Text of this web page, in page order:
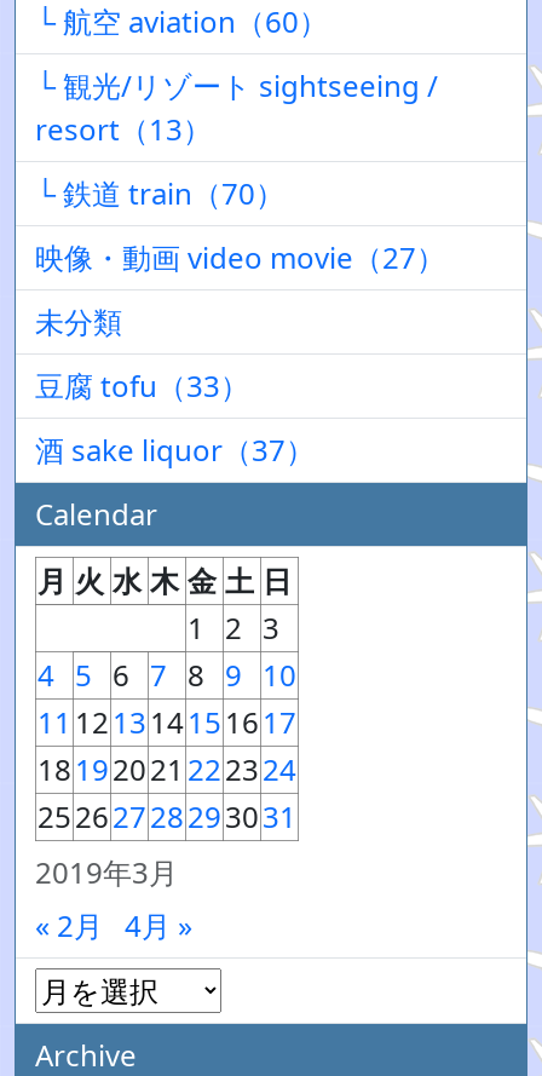
└ 航空 aviation（60）
└ 観光/リゾート sightseeing /
resort（13）
└ 鉄道 train（70）
映像・動画 video movie（27）
未分類
豆腐 tofu（33）
酒 sake liquor（37）
Calendar
2019年3月
月 火 水 木 金 土 日
1
2 3
4 5 6 7 8 9
10
11 121314151617
18192021 222324
25262728293031
« 2月 4月 »
Archive